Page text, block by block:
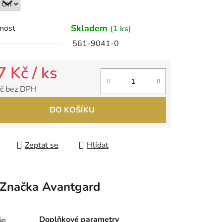
Skladem (1 ks)
561-9041-0
Kč/ ks
bez DPH
DO KOŠÍKU
Zeptat se Hlídat
Značka Avantgard
Doplňkové parametry